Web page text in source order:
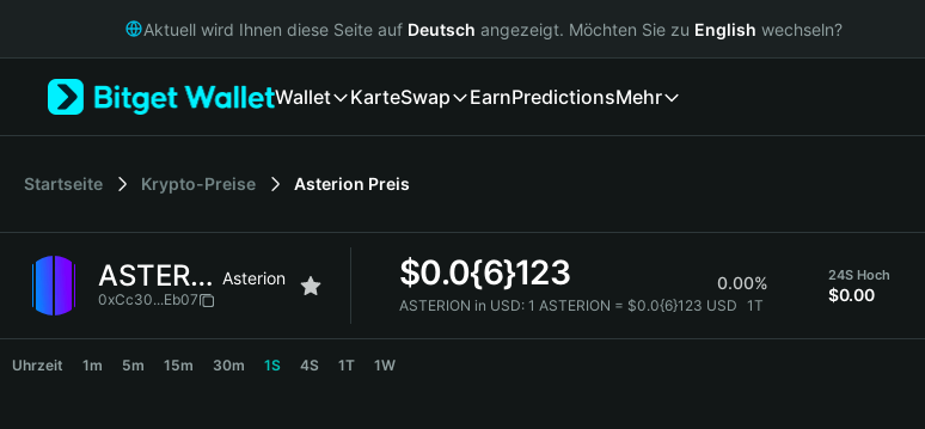
Русский
Italiano
简体中文
繁體中文
Bahasa Indonesia
Aktuell wird Ihnen diese Seite auf Deutsch angezeigt. Möchten Sie zu English wechseln?
Wallet KarteSwap EarnPredictionsMehr
Startseite Krypto-Preise Asterion Preis
ASTERION Asterion
0xCc30...Eb07
$0.0{6}123 0.00%
ASTERION in USD: 1 ASTERION = $0.0{6}123 USD 1T
24S Hoch
$0.00
Uhrzeit 1m 5m 15m 30m 1S 4S 1T 1W